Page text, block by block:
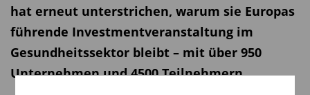
hat erneut unterstrichen, warum sie Europas
führende Investmentveranstaltung im
Gesundheitssektor bleibt – mit über 950
Unternehmen und 4500 Teilnehmern.